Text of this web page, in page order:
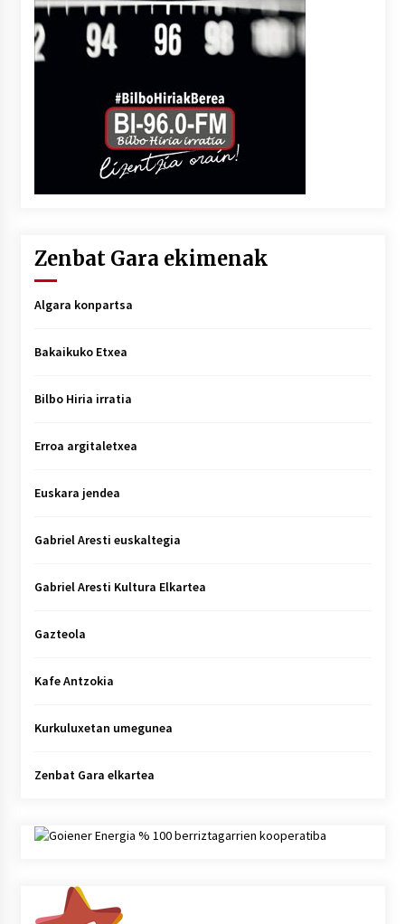
Zenbat Gara ekimenak
Algara konpartsa
Bakaikuko Etxea
Bilbo Hiria irratia
Erroa argitaletxea
Euskara jendea
Gabriel Aresti euskaltegia
Gabriel Aresti Kultura Elkartea
Gazteola
Kafe Antzokia
Kurkuluxetan umegunea
Zenbat Gara elkartea